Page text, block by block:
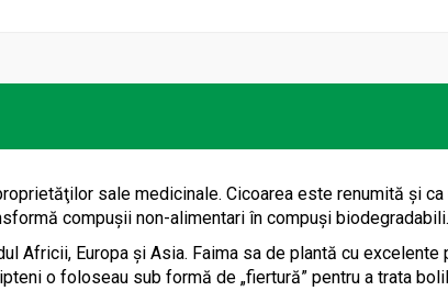
sale medicinale. Cicoarea este renumită şi
compuşii non-alimentari în compuşi biodegradabili.
Africii, Europa și Asia. Faima sa de plantă cu excelente
o foloseau sub formă de „fiertură” pentru a trata